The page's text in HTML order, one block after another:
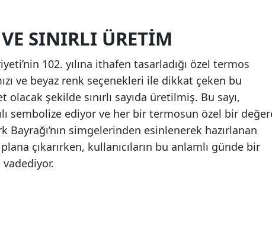
SINIRLI ÜRETIM
102. yılına ithafen tasarladığı özel termos
ve beyaz renk seçenekleri ile dikkat çeken bu
şekilde sınırlı sayıda üretilmiş. Bu sayı,
sembolize ediyor ve her bir termosun özel bir
Bayrağı’nın simgelerinden esinlenerek hazırlanan
çıkarırken, kullanıcıların bu anlamlı günde bir
vadediyor.